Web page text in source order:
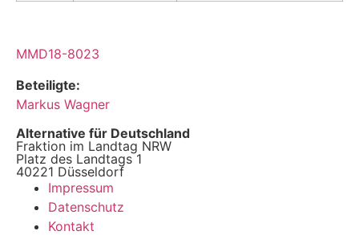
MMD18-8023
Beteiligte:
Markus Wagner
Alternative für Deutschland
Fraktion im Landtag NRW
Platz des Landtags 1
40221 Düsseldorf
Impressum
Datenschutz
Kontakt